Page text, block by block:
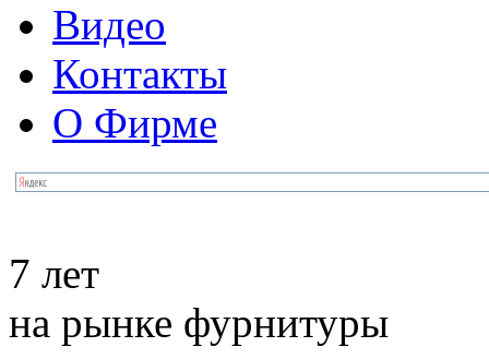
Видео
Контакты
О Фирме
7 лет
на рынке фурнитуры